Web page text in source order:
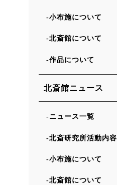
小布施について
北斎館について
作品について
北斎館ニュース
ニュース一覧
北斎研究所活動内容
小布施について
北斎館について